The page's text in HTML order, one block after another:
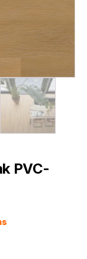
PVC-